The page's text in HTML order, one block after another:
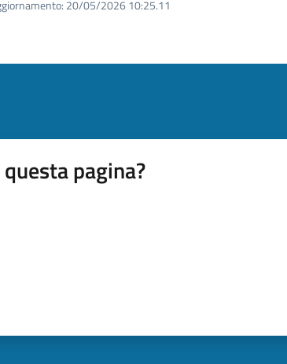
20/05/2026 10:25.11
pagina?